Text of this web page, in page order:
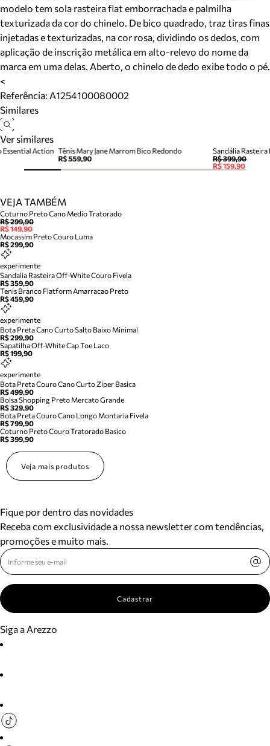
modelo tem sola rasteira flat emborrachada e palmilha
texturizada da cor do chinelo. De bico quadrado, traz tiras finas
injetadas e texturizadas, na cor rosa, dividindo os dedos, com
aplicação de inscrição metálica em alto-relevo do nome da
marca em uma delas. Aberto, o chinelo de dedo exibe todo o pé.
<
Referência: A1254100080002
Similares
Ver similares
Tênis Mary Jane Marrom Bico Redondo
R$ 559,90
Sandália
R$ 399,90
R$ 159,90
Action
VEJA TAMBÉM
Coturno Preto Cano Medio Tratorado
R$ 299,90
R$ 149,90
Mocassim Preto Couro Luma
R$ 299,90
experimente
Sandalia Rasteira Off-White Couro Fivela
R$ 359,90
Tenis Branco Flatform Amarracao Preto
R$ 459,90
experimente
Bota Preta Cano Curto Salto Baixo Minimal
R$ 299,90
Sapatilha Off-White Cap Toe Laco
R$ 199,90
experimente
Bota Preta Couro Cano Curto Ziper Basica
R$ 499,90
Bolsa Shopping Preto Mercato Grande
R$ 329,90
Bota Preta Couro Cano Longo Montaria Fivela
R$ 799,90
Coturno Preto Couro Tratorado Basico
R$ 399,90
Veja mais produtos
Fique por dentro das novidades
Receba com exclusividade a nossa newsletter com tendências,
promoções e muito mais.
Cadastrar
Siga a Arezzo